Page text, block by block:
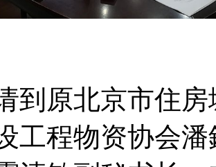
到原北京市住
工程物资协会